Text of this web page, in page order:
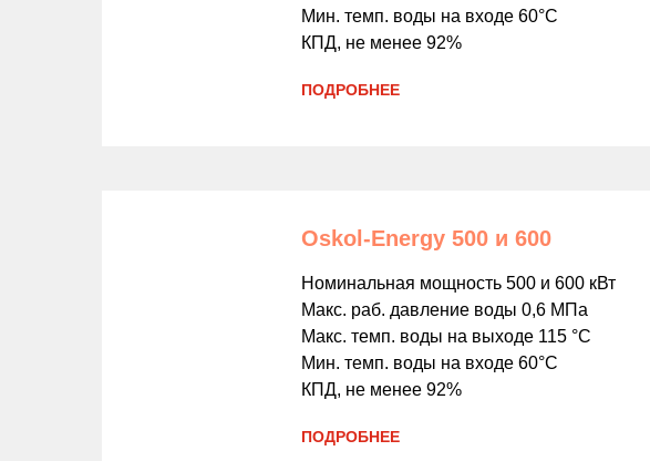
Мин. темп. воды на входе 60°С
КПД, не менее 92%
ПОДРОБНЕЕ
Oskol-Energy 500 и 600
Номинальная мощность 500 и 600 кВт
Макс. раб. давление воды 0,6 МПа
Макс. темп. воды на выходе 115 °С
Мин. темп. воды на входе 60°С
КПД, не менее 92%
ПОДРОБНЕЕ